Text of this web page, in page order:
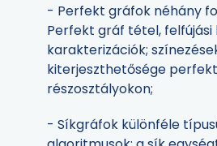
- Perfekt gráfok néhány
Perfekt gráf tétel, felfújási
karakterizációk;
kiterjeszthetősége perfekt
részosztályokon;
- Síkgráfok különféle